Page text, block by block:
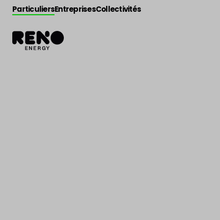
ParticuliersEntreprisesCollectivités